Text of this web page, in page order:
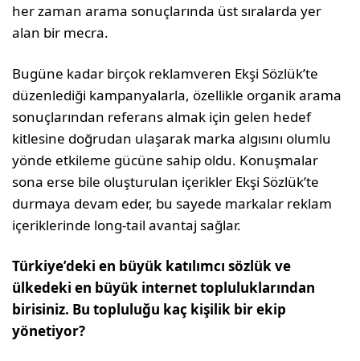
her zaman arama sonuçlarında üst sıralarda yer
alan bir mecra.
Bugüne kadar birçok reklamveren Ekşi Sözlük’te
düzenlediği kampanyalarla, özellikle organik arama
sonuçlarından referans almak için gelen hedef
kitlesine doğrudan ulaşarak marka algısını olumlu
yönde etkileme gücüne sahip oldu. Konuşmalar
sona erse bile oluşturulan içerikler Ekşi Sözlük’te
durmaya devam eder, bu sayede markalar reklam
içeriklerinde long-tail avantaj sağlar.
Türkiye’deki en büyük katılımcı sözlük ve
ülkedeki en büyük internet topluluklarından
birisiniz. Bu topluluğu kaç kişilik bir ekip
yönetiyor?